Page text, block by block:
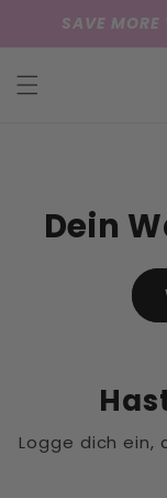
zum
Inhalt
SAVE
Dein
Logge dich ein,